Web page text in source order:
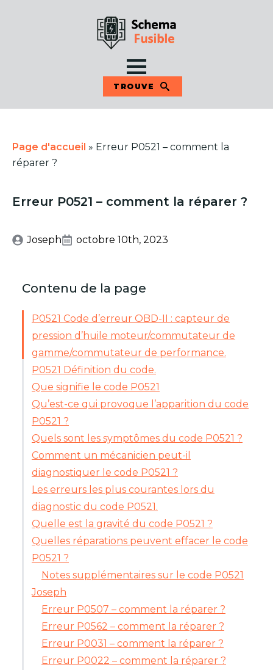
TROUVE
Page d'accueil » Erreur P0521 – comment la
réparer ?
Erreur P0521 – comment la réparer ?
Joseph octobre 10th, 2023
Contenu de la page
P0521 Code d’erreur OBD-II : capteur de
pression d’huile moteur/commutateur de
gamme/commutateur de performance.
P0521 Définition du code.
Que signifie le code P0521
Qu’est-ce qui provoque l’apparition du code
P0521 ?
Quels sont les symptômes du code P0521 ?
Comment un mécanicien peut-il
diagnostiquer le code P0521 ?
Les erreurs les plus courantes lors du
diagnostic du code P0521.
Quelle est la gravité du code P0521 ?
Quelles réparations peuvent effacer le code
P0521 ?
Notes supplémentaires sur le code P0521
Joseph
Erreur P0507 – comment la réparer ?
Erreur P0562 – comment la réparer ?
Erreur P0031 – comment la réparer ?
Erreur P0022 – comment la réparer ?